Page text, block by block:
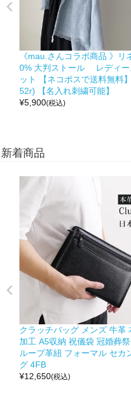
《mau.さんコラボ商品 》リ
0% 大判ストール レディー
ット 【ネコポスで送料無料
52r) 【名入れ刺繍可能】
¥5,900(税込)
新着商品
クラッチバッグ メンズ 牛革
加工 A5収納 祝儀袋 冠婚葬
ループ革紐 フォーマル セカ
グ 4FB
¥12,650(税込)